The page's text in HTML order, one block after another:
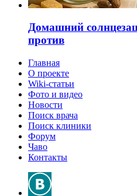
Домашний
против
Главная
О проекте
Wiki-статьи
Фото и видео
Новости
Поиск врача
Поиск клиники
Форум
Чаво
Контакты